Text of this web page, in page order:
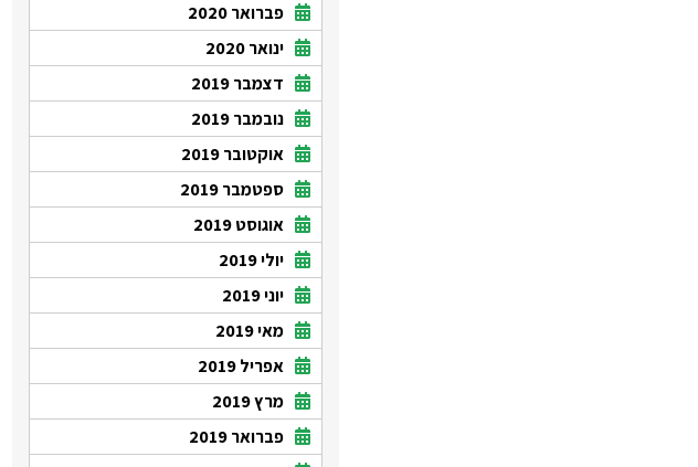
פברואר 2020
ינואר 2020
דצמבר 2019
נובמבר 2019
אוקטובר 2019
ספטמבר 2019
אוגוסט 2019
יולי 2019
יוני 2019
מאי 2019
אפריל 2019
מרץ 2019
פברואר 2019